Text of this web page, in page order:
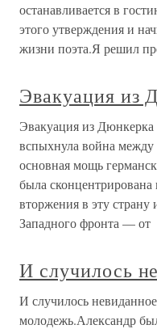
останавливается в
этого утверждения и
жизни поэта.Я решил
Эвакуация из
Эвакуация из Дюнкерка
вспыхнула война
основная мощь
была
вторжения в эту страну
Западного фронта — от
И случилось
И случилось
молодежь.Александр